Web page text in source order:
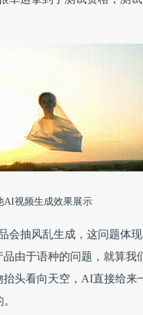
AI视频生成效果展示
会抽风乱生成，这问题体
由于语种的问题，就算我
头看向天空，AI直接给来